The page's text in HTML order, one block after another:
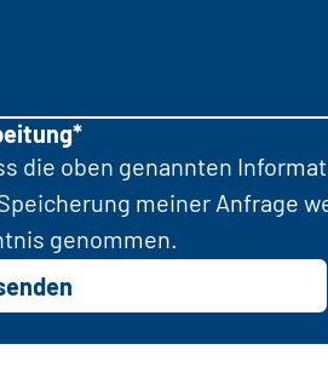
die oben genannten
meiner Anfrage
genommen.